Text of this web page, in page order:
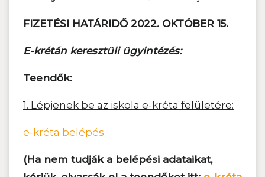
FIZETÉSI HATÁRIDŐ 2022. OKTÓBER 15.
E-krétán keresztüli ügyintézés:
Teendők:
1. Lépjenek be az iskola e-kréta felületére:
e-kréta belépés
(Ha nem tudják a belépési adataikat,